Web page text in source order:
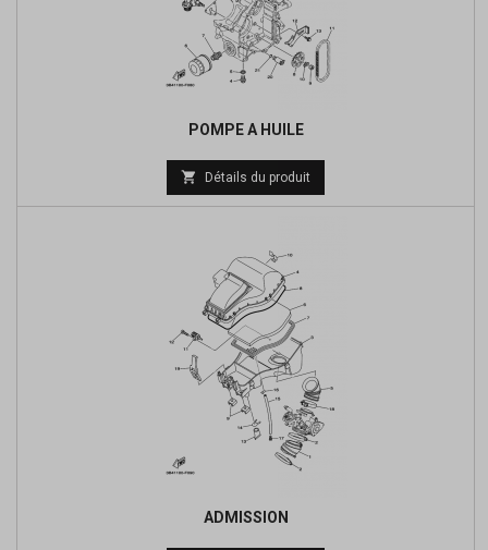
POMPE A HUILE
Prix
de
 Détails du produit
ADMISSION